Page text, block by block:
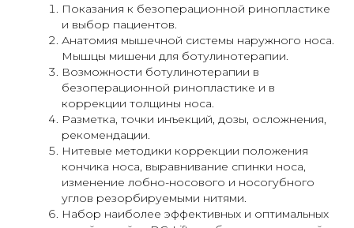
Показания к безоперационной ринопластике
и выбор пациентов.
Анатомия мышечной системы наружного носа.
Мышцы мишени для ботулинотерапии.
Возможности ботулинотерапии в
безоперационной ринопластике и в
коррекции толщины носа.
Разметка, точки инъекций, дозы, осложнения,
рекомендации.
Нитевые методики коррекции положения
кончика носа, выравнивание спинки носа,
изменение лобно-носового и носогубного
углов резорбируемыми нитями.
Набор наиболее эффективных и оптимальных